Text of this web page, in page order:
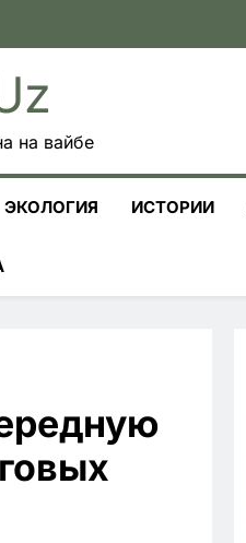
на вайбе
ЭКОЛОГИЯ ИСТОРИИ